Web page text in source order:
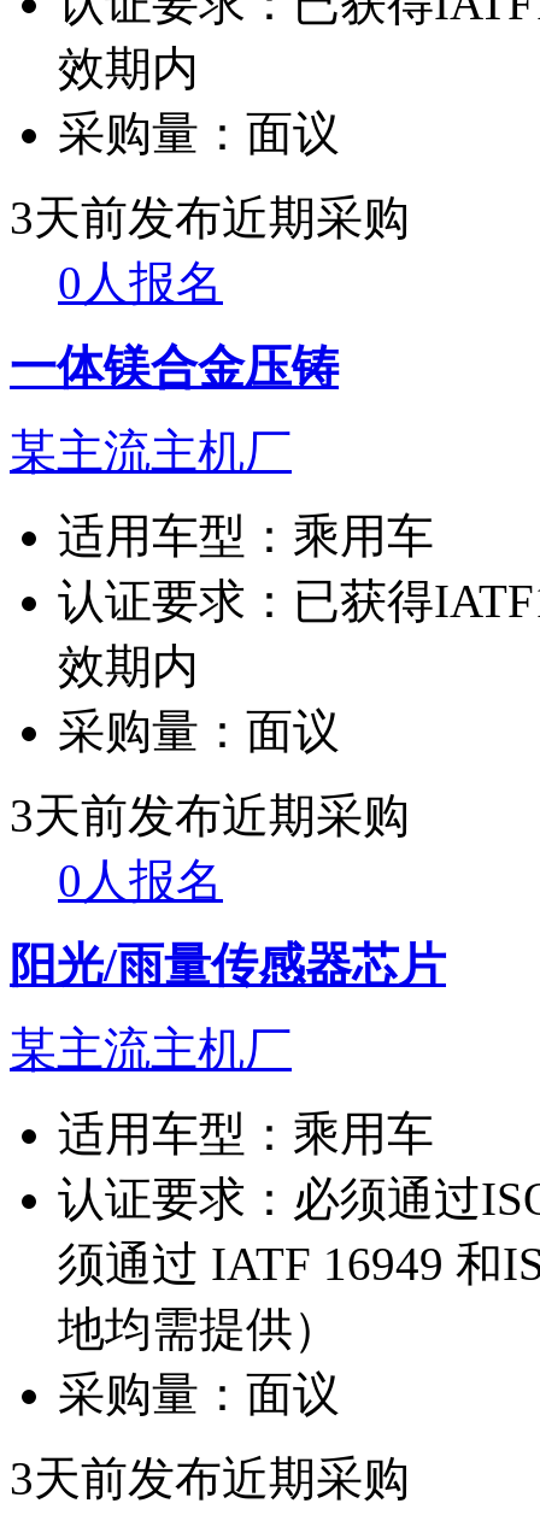
效期内
采购量： 面议
3天前发布近期采购
0人报名
一体镁合金压铸
某主流主机厂
适用车型： 乘用车
认证要求： 已获得
效期内
采购量： 面议
3天前发布近期采购
0人报名
阳光/雨量传感器芯片
某主流主机厂
适用车型： 乘用车
认证要求： 必须通过
须通过 IATF 16949 和
地均需提供）
采购量： 面议
3天前发布近期采购